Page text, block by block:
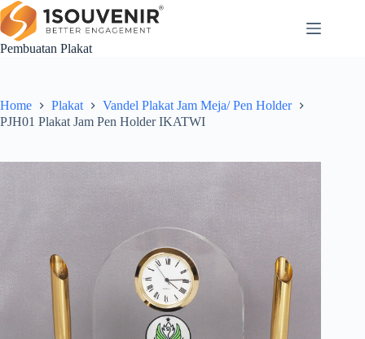
Skip
to
content
Pembuatan Plakat
Home Plakat
Vandel Plakat Jam Meja/ Pen Holder
PJH01 Plakat Jam Pen Holder IKATWI